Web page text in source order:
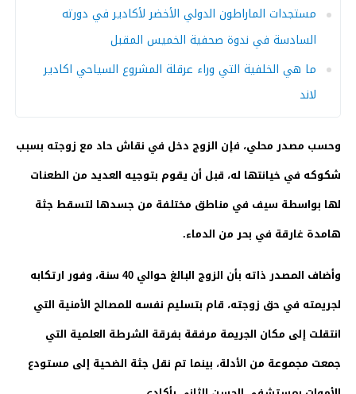
مستجدات الماراطون الدولي الأخضر لأكادير في دورته
السادسة في ندوة صحفية الخميس المقبل
ما هي الخلفية التي وراء عرقلة المشروع السياحي اكادير
لاند
وحسب مصدر محلي، فإن الزوج دخل في نقاش حاد مع زوجته بسبب
شكوكه في خيانتها له، قبل أن يقوم بتوجيه العديد من الطعنات
لها بواسطة سيف في مناطق مختلفة من جسدها لتسقط جثة
هامدة غارقة في بحر من الدماء.
وأضاف المصدر ذاته بأن الزوج البالغ حوالي 40 سنة، وفور ارتكابه
لجريمته في حق زوجته، قام بتسليم نفسه للمصالح الأمنية التي
انتقلت إلى مكان الجريمة مرفقة بفرقة الشرطة العلمية التي
جمعت مجموعة من الأدلة، بينما تم نقل جثة الضحية إلى مستودع